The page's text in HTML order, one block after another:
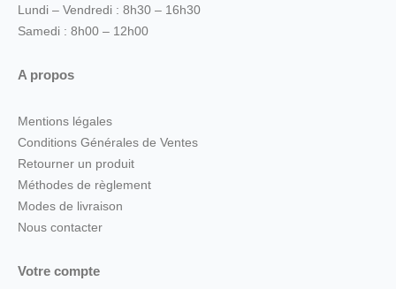
Lundi – Vendredi : 8h30 – 16h30
Samedi : 8h00 – 12h00
A propos
Mentions légales
Conditions Générales de Ventes
Retourner un produit
Méthodes de règlement
Modes de livraison
Nous contacter
Votre compte